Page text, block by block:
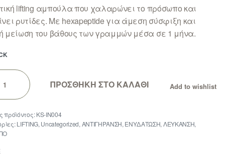
lifting αμπούλα που χαλαρώνει το πρόσωπο και
ρυτίδες. Με hexapeptide για άμεση σύσφιξη και
μείωση του βάθους των γραμμών μέσα σε 1 μήνα.
ΠΡΟΣΘΗΚΗ ΣΤΟ ΚΑΛΑΘΙ Add to wishlist
KS-IN004
LIFTING, Uncategorized, ΑΝΤΙΓΗΡΑΝΣΗ, ΕΝΥΔΑΤΩΣΗ, ΛΕΥΚΑΝΣΗ,